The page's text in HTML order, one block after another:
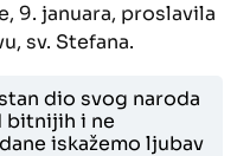
9. januara, proslavila
sv. Stefana.
dio svog naroda
bitnijih i ne
iskažemo ljubav